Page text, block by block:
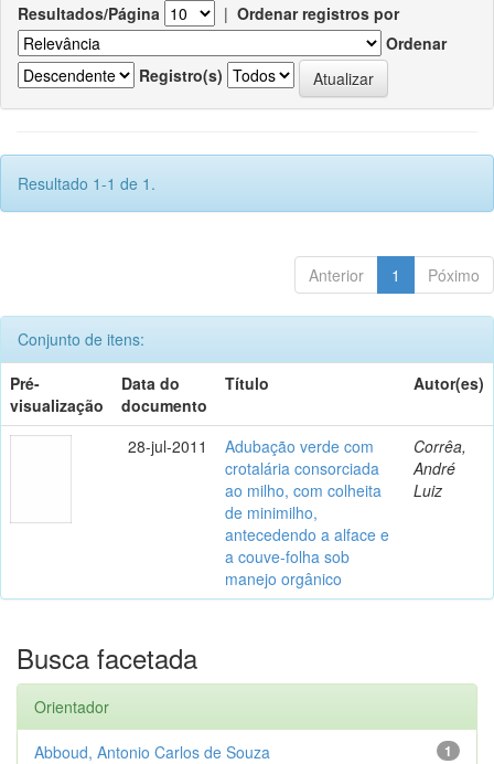
Resultados/Página | Ordenar registros por
Ordenar
Registro(s)
Resultado 1-1 de 1.
Anterior 1 Póximo
Conjunto de itens:
Pré-
visualização
Data do
documento
Título Autor(es)
28-jul-2011
Adubação verde com
crotalária consorciada
ao milho, com colheita
de minimilho,
antecedendo a alface e
a couve-folha sob
manejo orgânico
Corrêa,
André
Luiz
Busca facetada
Orientador
1
Abboud, Antonio Carlos de Souza